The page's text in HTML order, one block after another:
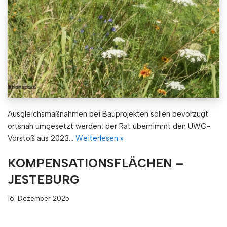
Ausgleichsmaßnahmen bei Bauprojekten sollen bevorzugt
ortsnah umgesetzt werden; der Rat übernimmt den UWG-
Vorstoß aus 2023… Weiterlesen »
KOMPENSATIONSFLÄCHEN –
JESTEBURG
16. Dezember 2025